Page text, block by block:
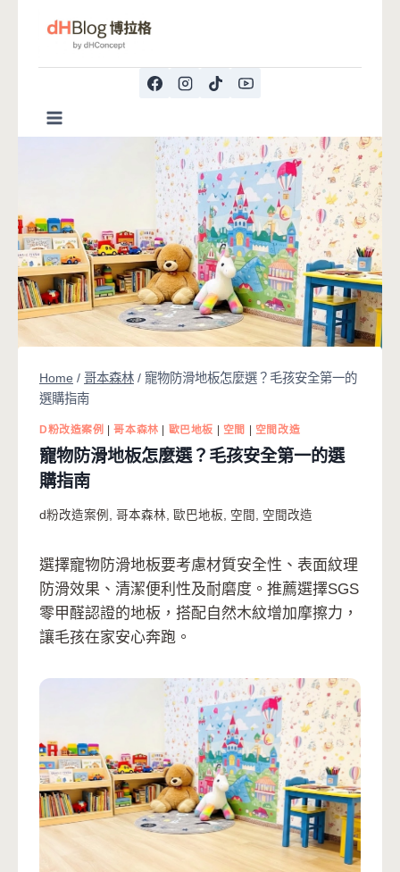
Home / 哥本森林 / 寵物防滑地板怎麼選？毛孩安全第一的
選購指南
D粉改造案例 |哥本森林 歐巴地板 空間 空間改造
寵物防滑地板怎麼選？毛孩安全第一的選
購指南
d粉改造案例 , 哥本森林, 歐巴地板, 空間 , 空間改造
選擇寵物防滑地板要考慮材質安全性、表面紋理
防滑效果、清潔便利性及耐磨度。推薦選擇SGS
零甲醛認證的地板，搭配自然木紋增加摩擦力，
讓毛孩在家安心奔跑。